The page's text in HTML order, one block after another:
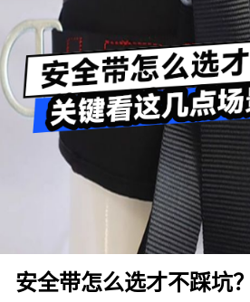
安全带怎么选才不踩坑